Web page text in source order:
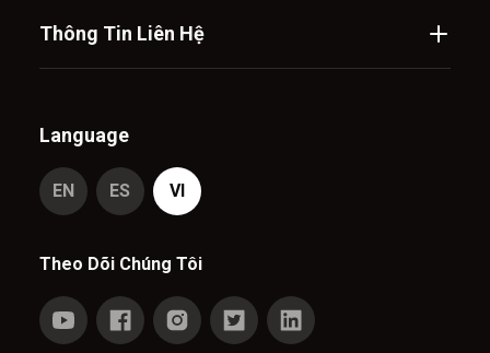
Thông Tin Liên Hệ
Language
EN ES VI
Theo Dõi Chúng Tôi